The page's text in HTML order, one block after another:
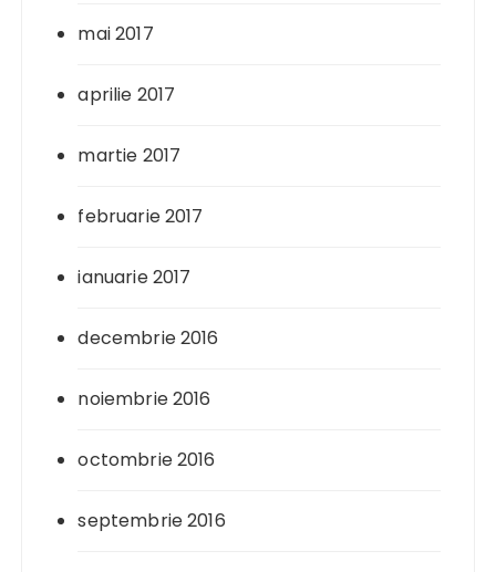
mai 2017
aprilie 2017
martie 2017
februarie 2017
ianuarie 2017
decembrie 2016
noiembrie 2016
octombrie 2016
septembrie 2016